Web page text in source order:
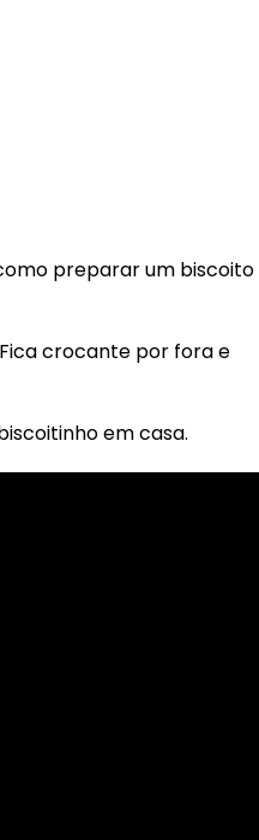
preparar um biscoito
crocante por fora e
em casa.